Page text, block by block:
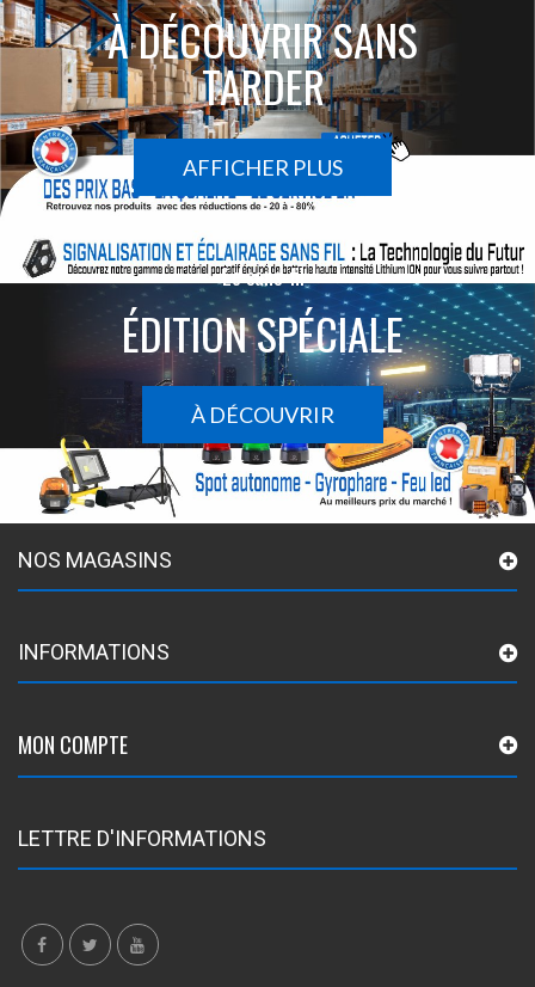
À DÉCOUVRIR SANS
TARDER
AFFICHER PLUS
Le sans-fil
ÉDITION SPÉCIALE
À DÉCOUVRIR
NOS MAGASINS
INFORMATIONS
MON COMPTE
LETTRE D'INFORMATIONS